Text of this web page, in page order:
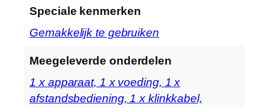
Speciale kenmerken
‎Gemakkelijk te gebruiken
Meegeleverde onderdelen
‎1 x apparaat, 1 x voeding, 1 x
afstandsbediening, 1 x klinkkabel,